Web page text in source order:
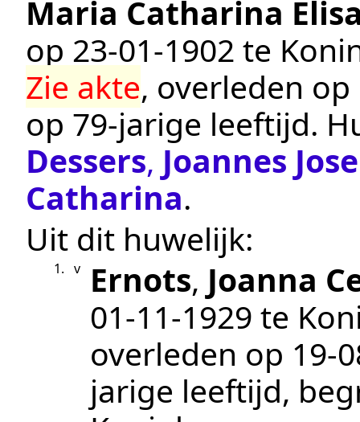
Maria Catharina
op 23‑01‑1902 te
Zie akte, overleden op
op 79-jarige leeftijd.
Dessers, Joannes
Catharina.
Uit dit huwelijk:
1. v Ernots, Joanna
01‑11‑1929 te
overleden op
jarige leeftijd,